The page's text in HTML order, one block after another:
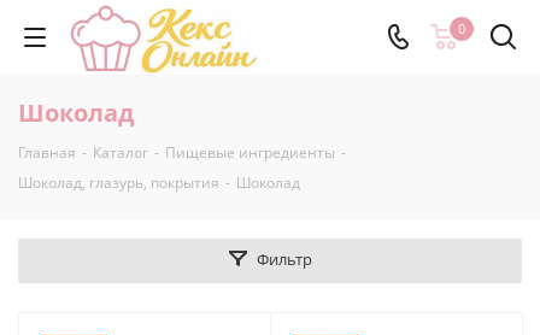
0
Шоколад
Главная - Каталог - Пищевые ингредиенты -
Шоколад, глазурь, покрытия - Шоколад
Фильтр